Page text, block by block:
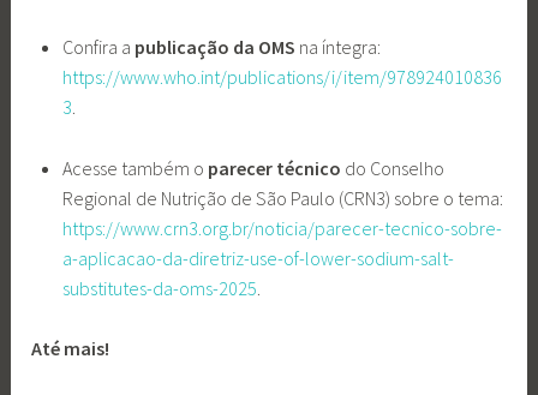
Confira a publicação da OMS na íntegra:
https://www.who.int/publications/i/item/978924010836
3
Acesse também o parecer técnico do Conselho
Regional de Nutrição de São Paulo (CRN3) sobre o tema:
https://www.crn3.org.br/noticia/parecer-tecnico-sobre-
a-aplicacao-da-diretriz-use-of-lower-sodium-salt-
substitutes-da-oms-2025
Até mais!